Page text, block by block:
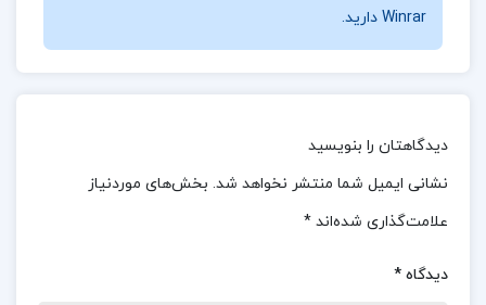
عملکرد و بهزیستی، می‌تواند به افراد کمک کند تا درک
عمیق‌تری از خود و دیگران داشته باشند. با ارائه
مداخلات و روش‌های عملی برای استفاده در
دارند. آیا شما به دنبال استفاده از این مداخلات و
روش‌ها در زمینه‌ای خاص هستید یا علاقه‌مند به
Winrar دارید.
دیدگاهتان را بنویسید
نشانی ایمیل شما منتشر نخواهد شد. بخش‌های موردنیاز
علامت‌گذاری شده‌اند *
دیدگاه *